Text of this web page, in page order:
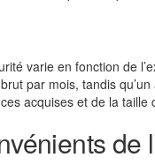
varie en fonction de
brut par mois, tandis
acquises et de la taille
de